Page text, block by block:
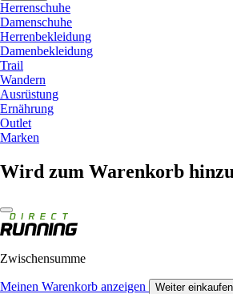
Herrenschuhe
Damenschuhe
Herrenbekleidung
Damenbekleidung
Trail
Wandern
Ausrüstung
Ernährung
Outlet
Marken
Wird zum Warenkorb
Zwischensumme
Meinen Warenkorb anzeigen Weiter einkaufen